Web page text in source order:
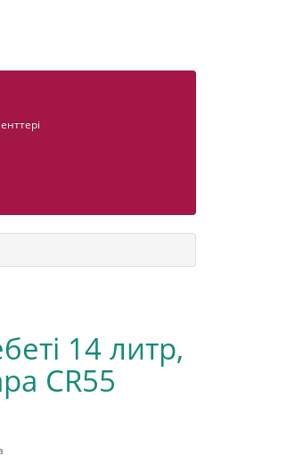
14 литр,
CR55